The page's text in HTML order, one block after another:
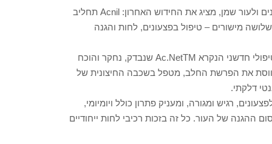
Acnil המוביל בתחום פתרונות הדרמו-קוסמטיקה לטיפולים בפצעונים ולעור שמן, מציג את החידוש האחרון: Acnil תחליב
בשלושה מישורים – טיפול בפצעונים, לחות והגנה
טיפול בפצעונים: Acnil תחליב לחות 3 ב-1 מכיל קומפלקס פטנט טיפולי חדשני הנקרא Ac.NetTM שנבדק, נחקר והוכח
את הפרשת החלב, מטפל בשכבה החיצונית של
דלקתי.
רגיש ומגורה, ומעניק פתרון כולל ויומיומי,
ההגנה של העור. כל זה בזכות רכיבי לחות ייחודיים